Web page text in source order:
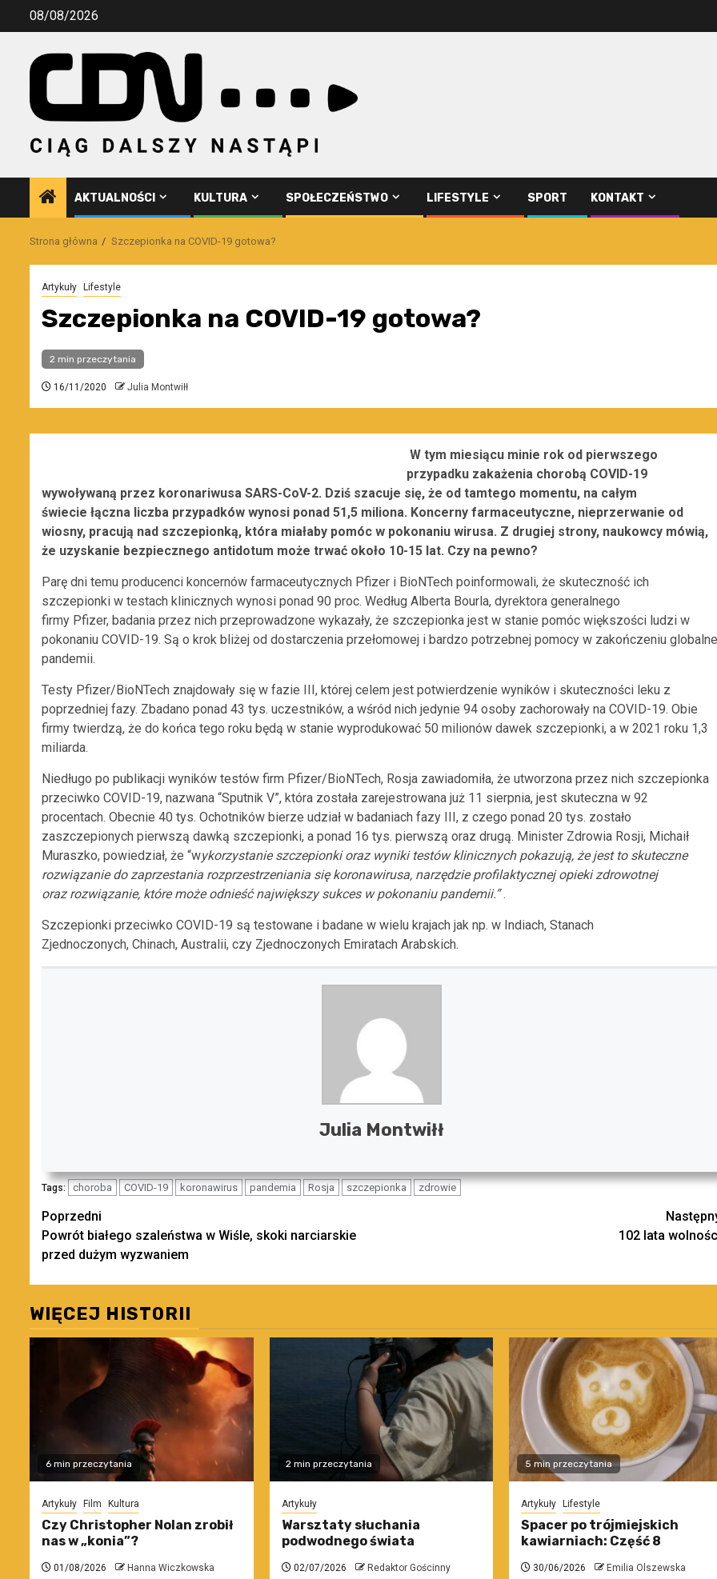
Przejdź08/08/2026
AKTUALNOŚCI KULTURA SPOŁECZEŃSTWO LIFESTYLE SPORT KONTAKT
Strona główna Szczepionka na COVID-19 gotowa?
Artykuły Lifestyle
Szczepionka na COVID-19 gotowa?
2 min przeczytania
16/11/2020 Julia Montwiłł
W tym miesiącu minie rok od pierwszego
przypadku zakażenia chorobą COVID-19
wywoływaną przez koronariwusa SARS-CoV-2. Dziś szacuje się, że od tamtego momentu, na całym
świecie łączna liczba przypadków wynosi ponad 51,5 miliona. Koncerny farmaceutyczne, nieprzerwanie od
wiosny, pracują nad szczepionką, która miałaby pomóc w pokonaniu wirusa. Z drugiej strony, naukowcy mówią,
że uzyskanie bezpiecznego antidotum może trwać około 10-15 lat. Czy na pewno?
Parę dni temu producenci koncernów farmaceutycznych Pfizer i BioNTech poinformowali, że skuteczność ich
szczepionki w testach klinicznych wynosi ponad 90 proc. Według Alberta Bourla, dyrektora generalnego
firmy Pfizer, badania przez nich przeprowadzone wykazały, że szczepionka jest w stanie pomóc większości ludzi w
pokonaniu COVID-19. Są o krok bliżej od dostarczenia przełomowej i bardzo potrzebnej pomocy w zakończeniu
pandemii.
Testy Pfizer/BioNTech znajdowały się w fazie III, której celem jest potwierdzenie wyników i skuteczności leku z
poprzedniej fazy. Zbadano ponad 43 tys. uczestników, a wśród nich jedynie 94 osoby zachorowały na COVID-19. Obie
firmy twierdzą, że do końca tego roku będą w stanie wyprodukować 50 milionów dawek szczepionki, a w 2021 roku 1,3
miliarda.
Niedługo po publikacji wyników testów firm Pfizer/BioNTech, Rosja zawiadomiła, że utworzona przez nich szczepionka
przeciwko COVID-19, nazwana “Sputnik V”, która została zarejestrowana już 11 sierpnia, jest skuteczna w 92
procentach. Obecnie 40 tys. Ochotników bierze udział w badaniach fazy III, z czego ponad 20 tys. zostało
zaszczepionych pierwszą dawką szczepionki, a ponad 16 tys. pierwszą oraz drugą. Minister Zdrowia Rosji, Michaił
Muraszko, powiedział, że “wykorzystanie szczepionki oraz wyniki testów klinicznych pokazują, że jest to skuteczne
rozwiązanie do zaprzestania rozprzestrzeniania się koronawirusa, narzędzie profilaktycznej opieki zdrowotnej
oraz rozwiązanie, które może odnieść największy sukces w pokonaniu pandemii.”.
Szczepionki przeciwko COVID-19 są testowane i badane w wielu krajach jak np. w Indiach, Stanach
Zjednoczonych, Chinach, Australii, czy Zjednoczonych Emiratach Arabskich.
Julia Montwiłł
Tags: choroba COVID-19 koronawirus pandemia Rosja szczepionka zdrowie
Zobacz
wpisy
Poprzedni
Powrót białego szaleństwa w Wiśle, skoki narciarskie
przed dużym wyzwaniem
102 lata
WIĘCEJ HISTORII
6 min przeczytania
Artykuły Film Kultura
Czy Christopher Nolan zrobił
nas w „konia”?
01/08/2026 Hanna Wiczkowska
2 min przeczytania
Artykuły
Warsztaty słuchania
podwodnego świata
02/07/2026 Redaktor Gościnny
5 min przeczytania
Artykuły Lifestyle
Spacer po trójmiejskich
kawiarniach: Część 8
30/06/2026 Emilia Olszewska